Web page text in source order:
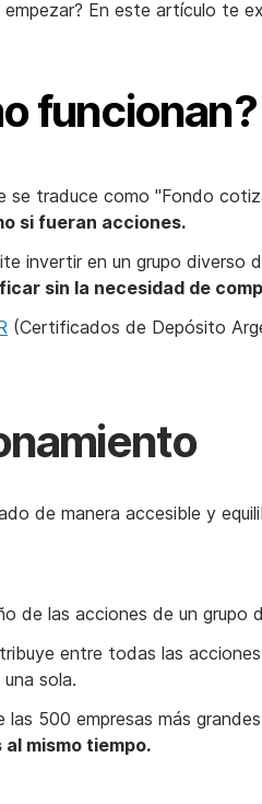
En este artículo te
funcionan?
se traduce como "Fondo
si fueran acciones.
invertir en un grupo
sin la necesidad de
(Certificados de Depósito
de manera accesible y
de las acciones de un grupo
entre todas las
sola.
las 500 empresas más
mismo tiempo.